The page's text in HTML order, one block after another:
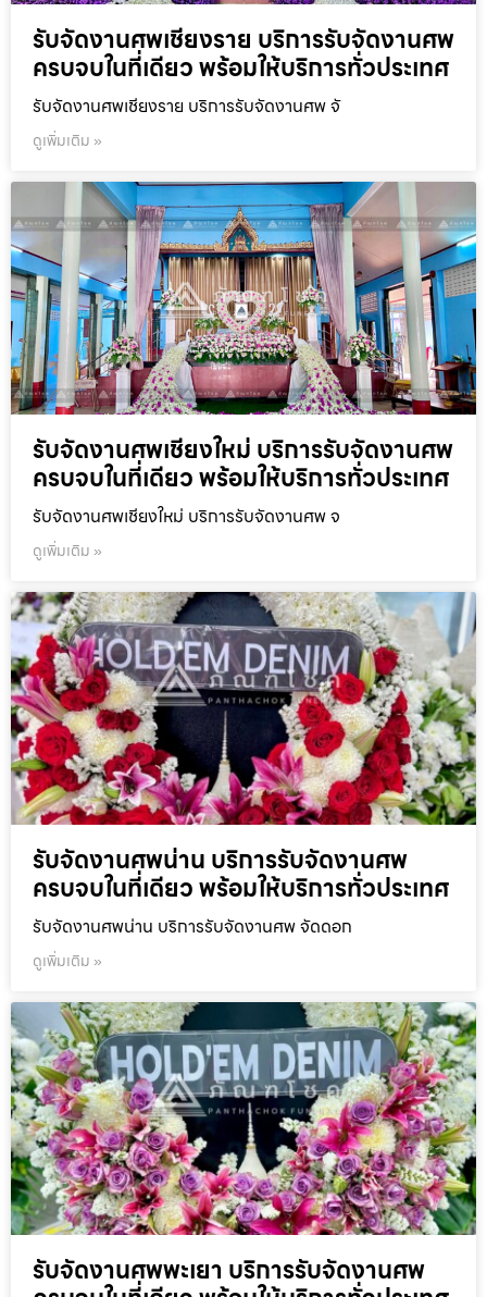
รับจัดงานศพเชียงราย บริการรับจัดงานศพ
ครบจบในที่เดียว พร้อมให้บริการทั่วประเทศ
รับจัดงานศพเชียงราย บริการรับจัดงานศพ จั
ดูเพิ่มเติม »
รับจัดงานศพเชียงใหม่ บริการรับจัดงานศพ
ครบจบในที่เดียว พร้อมให้บริการทั่วประเทศ
รับจัดงานศพเชียงใหม่ บริการรับจัดงานศพ จ
ดูเพิ่มเติม »
รับจัดงานศพน่าน บริการรับจัดงานศพ
ครบจบในที่เดียว พร้อมให้บริการทั่วประเทศ
รับจัดงานศพน่าน บริการรับจัดงานศพ จัดดอก
ดูเพิ่มเติม »
รับจัดงานศพพะเยา บริการรับจัดงานศพ